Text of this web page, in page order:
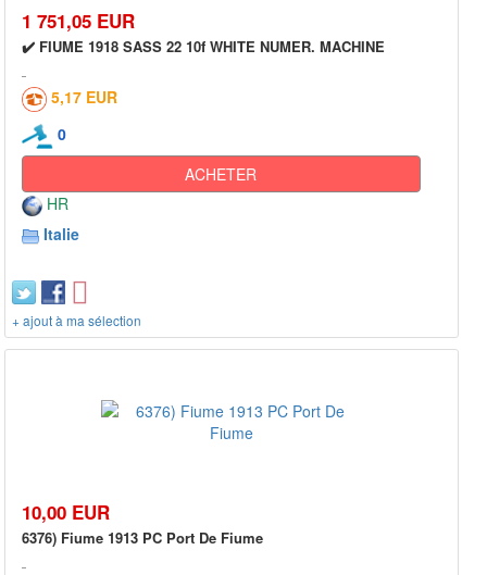
1 751,05 EUR
✔️ FIUME 1918 SASS 22 10f WHITE NUMER. MACHINE
5,17 EUR
0
ACHETER
HR
Italie
+ ajout à ma sélection
10,00 EUR
6376) Fiume 1913 PC Port De Fiume